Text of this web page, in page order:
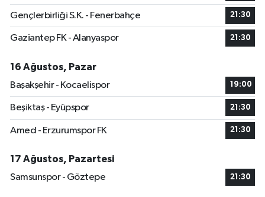
Gençlerbirliği S.K. - Fenerbahçe 21:30
Gaziantep FK - Alanyaspor 21:30
16 Ağustos, Pazar
Başakşehir - Kocaelispor
19:00
Beşiktaş - Eyüpspor 21:30
Amed - Erzurumspor FK 21:30
17 Ağustos, Pazartesi
Samsunspor - Göztepe
21:30